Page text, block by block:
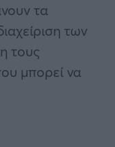
τα
των
τους
μπορεί να